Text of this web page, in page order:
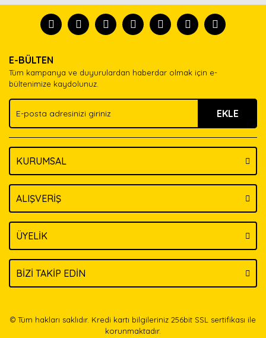
tanısın.
formunu kullanarak tarafımıza iletebilirsiniz.
Görüş ve önerileriniz için teşekkür ederiz.
Ürün açıklamasında eksik bilgiler bulunuyor.
Ürün bilgilerinde hatalar bulunuyor.
Ürün fiyatı diğer sitelerden daha pahalı.
Bu ürüne benzer farklı alternatifler olmalı.
E-BÜLTEN
Tüm kampanya ve duyurulardan haberdar olmak için e-
bültenimize kaydolunuz.
EKLE
KURUMSAL
ALIŞVERİŞ
ÜYELİK
BİZİ TAKİP EDİN
© Tüm hakları saklıdır. Kredi kartı bilgileriniz 256bit SSL sertifikası ile
korunmaktadır.